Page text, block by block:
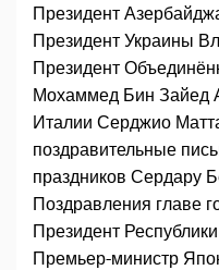
Президент
Президент Украины
Президент
Мохаммед Бин Зайед
Италии Серджио
поздравительные
праздников Сердару
Поздравления главе
Президент
Премьер-министр